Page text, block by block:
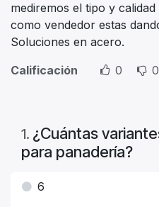
mediremos el tipo y
como vendedor estas
Soluciones en acero.
Calificación
0 0
1. ¿Cuántas
para panadería?
6